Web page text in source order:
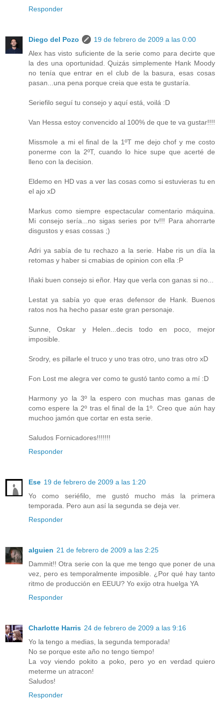
Responder
Diego del Pozo
19 de febrero de 2009 a las 0:00
Alex has visto suficiente de la serie como para decirte que
la des una oportunidad. Quizás simplemente Hank Moody
no tenía que entrar en el club de la basura, esas cosas
pasan...una pena porque creia que esta te gustaría.
Seriefilo seguí tu consejo y aquí está, voilá :D
Van Hessa estoy convencido al 100% de que te va gustar!!!!
Missmole a mi el final de la 1ºT me dejo chof y me costo
ponerme con la 2ºT, cuando lo hice supe que acerté de
lleno con la decision.
Eldemo en HD vas a ver las cosas como si estuvieras tu en
el ajo xD
Markus como siempre espectacular comentario máquina.
Mi consejo sería...no sigas series por tv!!! Para ahorrarte
disgustos y esas cossas ;)
Adri ya sabía de tu rechazo a la serie. Habe ris un día la
retomas y haber si cmabias de opinion con ella :P
Iñaki buen consejo si eñor. Hay que verla con ganas si no...
Lestat ya sabía yo que eras defensor de Hank. Buenos
ratos nos ha hecho pasar este gran personaje.
Sunne, Oskar y Helen...decis todo en poco, mejor
imposible.
Srodry, es pillarle el truco y uno tras otro, uno tras otro xD
Fon Lost me alegra ver como te gustó tanto como a mí :D
Harmony yo la 3º la espero con muchas mas ganas de
como espere la 2º tras el final de la 1º. Creo que aún hay
muchoo jamón que cortar en esta serie.
Saludos Fornicadores!!!!!!!
Responder
Ese 19 de febrero de 2009 a las 1:20
Yo como seriéfilo, me gustó mucho más la primera
temporada. Pero aun así la segunda se deja ver.
Responder
alguien 21 de febrero de 2009 a las 2:25
Dammit!! Otra serie con la que me tengo que poner de una
vez, pero es temporalmente imposible. ¿Por qué hay tanto
ritmo de producción en EEUU? Yo exijo otra huelga YA
Responder
Charlotte Harris 24 de febrero de 2009 a las 9:16
Yo la tengo a medias, la segunda temporada!
No se porque este año no tengo tiempo!
La voy viendo pokito a poko, pero yo en verdad quiero
meterme un atracon!
Saludos!
Responder